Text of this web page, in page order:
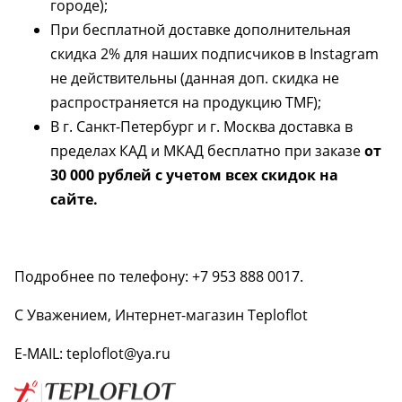
Доставим бесплатно
ПОВЫШЕНИЕ ЦЕН
Успей купить "Легенду! по старой цене!
Мангазея - первым покупателям скидка
Акция TMF!
ПОВЫШЕНИЕ ЦЕН
городе);
При бесплатной доставке дополнительная
скидка 2% для наших подписчиков в Instagram
не действительны (данная доп. скидка не
распространяется на продукцию TMF);
В г. Санкт-Петербург и г. Москва доставка в
пределах КАД и МКАД бесплатно при заказеот
30 000 рублей с учетом всех скидок на
сайте.
Подробнее по телефону: +7 953 888 0017.
С Уважением, Интернет-магазин Teploflot
E-MAIL: teploflot@ya.ru